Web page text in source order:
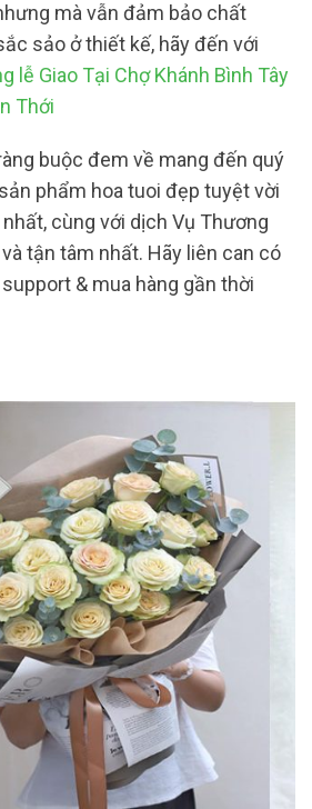
mà vẫn đảm bảo chất
sảo ở thiết kế, hãy đến với
lễ Giao Tại Chợ Khánh Bình Tây
Thới
buộc đem về mang đến quý
phẩm hoa tuoi đẹp tuyệt vời
cùng với dịch Vụ Thương
tận tâm nhất. Hãy liên can có
& mua hàng gần thời